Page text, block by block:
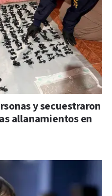
y secuestraron
allanamientos en